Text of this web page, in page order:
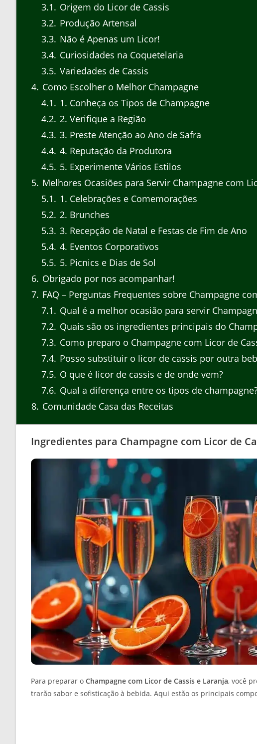
3.1
Origem do Licor de Cassis
3.2 Produção Artensal
3.3 Não é Apenas um Licor!
3.4 Curiosidades na Coquetelaria
3.5 Variedades de Cassis
4 Como Escolher o Melhor Champagne
4.1
1. Conheça os Tipos de Champagne
4.2 2. Verifique a Região
4.3 3. Preste Atenção ao Ano de Safra
4.4 4. Reputação da Produtora
4.5 5. Experimente Vários Estilos
5 Melhores Ocasiões para Servir Champagne com
5.1
1. Celebrações e Comemorações
5.2 2. Brunches
5.3 3. Recepção de Natal e Festas de Fim de Ano
5.4 4. Eventos Corporativos
5.5 5. Picnics e Dias de Sol
6 Obrigado por nos acompanhar!
7 FAQ – Perguntas Frequentes sobre Champagne
7.1
Qual é a melhor ocasião para servir
7.2 Quais são os ingredientes principais do
7.3 Como preparo o Champagne com Licor de
7.4 Posso substituir o licor de cassis por outra
7.5 O que é licor de cassis e de onde vem?
7.6 Qual a diferença entre os tipos de
8 Comunidade Casa das Receitas
Ingredientes para Champagne com Licor de
Para preparar o Champagne com Licor de Cassis e Laranja, você
trarão sabor e sofisticação à bebida. Aqui estão os principais